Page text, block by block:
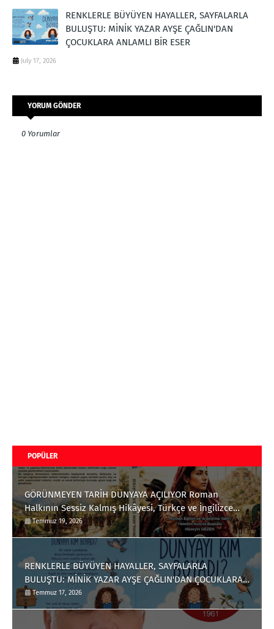
RENKLERLE BÜYÜYEN HAYALLER, SAYFALARLA
BULUŞTU: MİNİK YAZAR AYŞE ÇAĞLIN'DAN
ÇOCUKLARA ANLAMLI BİR ESER
July 17, 2026
YORUM GÖNDER
0 Yorumlar
POPÜLER
GÖRÜNMEYEN TARİH DÜNYAYA AÇILIYOR Roman
Halkının Sessiz Kalmış Hikâyesi, Türkçe ve İngilizce
Olarak Okuyucuyla Buluştu
Temmuz 19, 2026
RENKLERLE BÜYÜYEN HAYALLER, SAYFALARLA
BULUŞTU: MİNİK YAZAR AYŞE ÇAĞLIN'DAN ÇOCUKLARA
ANLAMLI BİR ESER
Temmuz 17, 2026